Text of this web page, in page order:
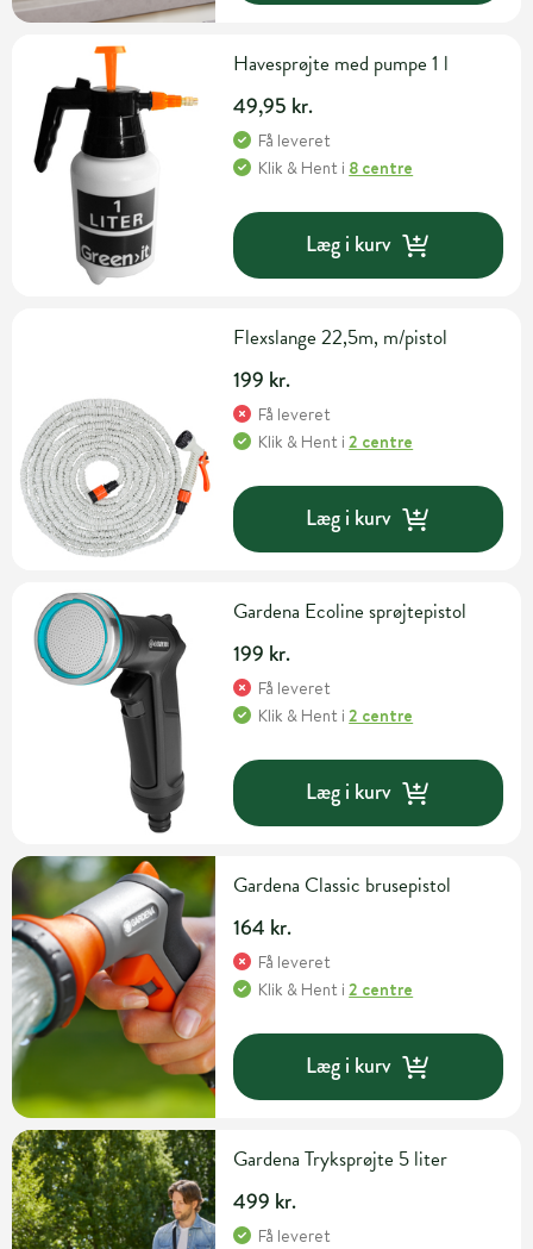
Havesprøjte med pumpe 1 l
49,95 kr.
Få leveret
Klik & Hent i 8 centre
Læg i kurv
Flexslange 22,5m, m/pistol
199 kr.
Få leveret
Klik & Hent i2 centre
Læg i kurv
Gardena Ecoline sprøjtepistol
199 kr.
Få leveret
Klik & Hent i2 centre
Læg i kurv
Gardena Classic brusepistol
164 kr.
Få leveret
Klik & Hent i2 centre
Læg i kurv
Gardena Tryksprøjte 5 liter
499 kr.
Få leveret